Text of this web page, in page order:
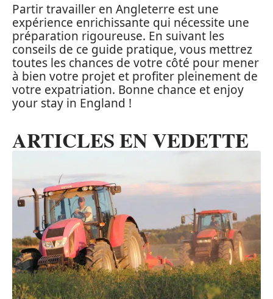
Partir travailler en Angleterre est une
expérience enrichissante qui nécessite une
préparation rigoureuse. En suivant les
conseils de ce guide pratique, vous mettrez
toutes les chances de votre côté pour mener
à bien votre projet et profiter pleinement de
votre expatriation. Bonne chance et enjoy
your stay in England !
ARTICLES EN VEDETTE